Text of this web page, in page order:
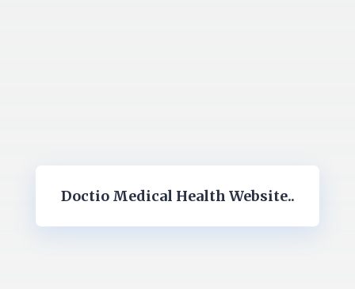
Doctio Medical Health Website..